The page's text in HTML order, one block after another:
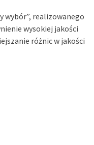
wybór”, realizowanego
wysokiej jakości
różnic w jakości